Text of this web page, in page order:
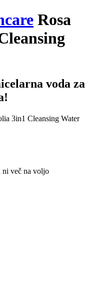
Rosa
voda za
3in1 Cleansing Water
ni več na voljo